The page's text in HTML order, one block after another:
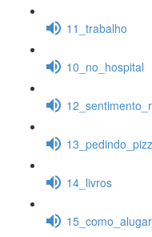
11_trabalho
10_no_hospital
14_livros